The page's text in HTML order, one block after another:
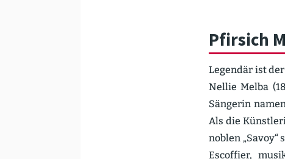
Pfirsich
Legendär ist der
Nellie Melba
Sängerin
Als die
noblen
Escoffier,